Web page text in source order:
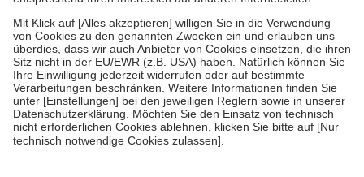
stärken und die besondere Stellung der Familie zu unterstützen,
fallenkeine Zuzahlungenan bei:
• Kindern und Jugendlichen bis zum vollendeten 18. Lebensjahr
mit Ausnahme der Fahrkosten
• Untersuchungen zur Vorsorge und Früherkennung, die von der
GKV getragen werden
• empfohlenen Schutzimpfungen
• Harn- und Blutteststreifen